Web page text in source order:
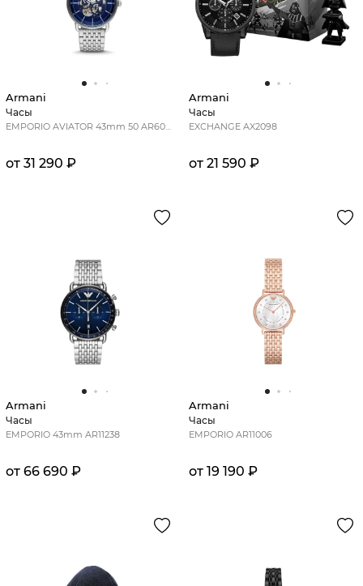
Armani
Часы
EMPORIO AVIATOR 43mm 50 AR60024
от 31 290 ₽
Armani
Часы
EXCHANGE AX2098
от 21 590 ₽
Armani
Часы
EMPORIO 43mm AR11238
от 66 690 ₽
Armani
Часы
EMPORIO AR11006
от 19 190 ₽